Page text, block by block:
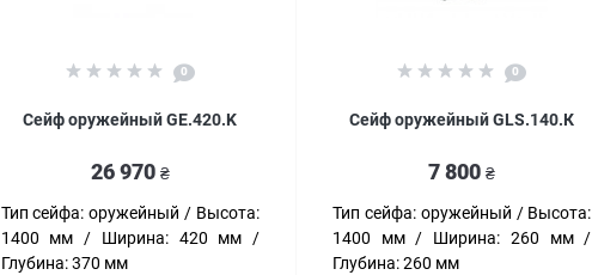
0
Сейф оружейный GE.420.K
26 970 ₴
Тип сейфа: оружейный
Высота:
1400 мм
Ширина: 420 мм
Глубина: 370 мм
0
Сейф оружейный GLS.140.К
7 800₴
Тип сейфа: оружейный
Высота:
1400 мм
Ширина: 260 мм
Глубина:260 мм